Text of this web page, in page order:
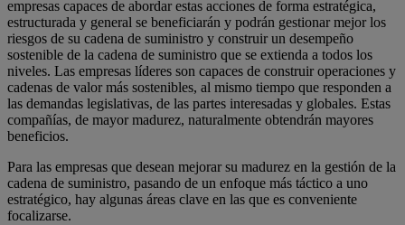
empresas capaces de abordar estas acciones de forma estratégica,
estructurada y general se beneficiarán y podrán gestionar mejor los
riesgos de su cadena de suministro y construir un desempeño
sostenible de la cadena de suministro que se extienda a todos los
niveles. Las empresas líderes son capaces de construir operaciones y
cadenas de valor más sostenibles, al mismo tiempo que responden a
las demandas legislativas, de las partes interesadas y globales. Estas
compañías, de mayor madurez, naturalmente obtendrán mayores
beneficios.
Para las empresas que desean mejorar su madurez en la gestión de la
cadena de suministro, pasando de un enfoque más táctico a uno
estratégico, hay algunas áreas clave en las que es conveniente
focalizarse.